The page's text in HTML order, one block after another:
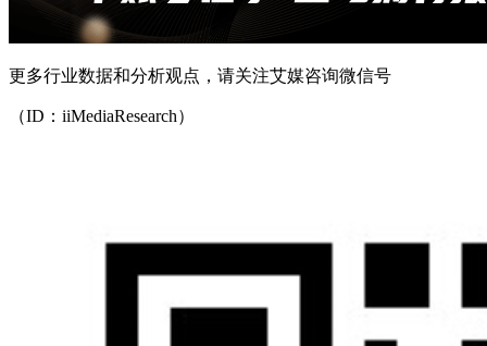
更多行业数据和分析观点，请关注艾媒咨询微信号
（ID：iiMediaResearch）